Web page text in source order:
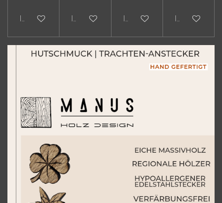
In den WarenkorbIn den WarenkorbIn den Warenkorb
In den